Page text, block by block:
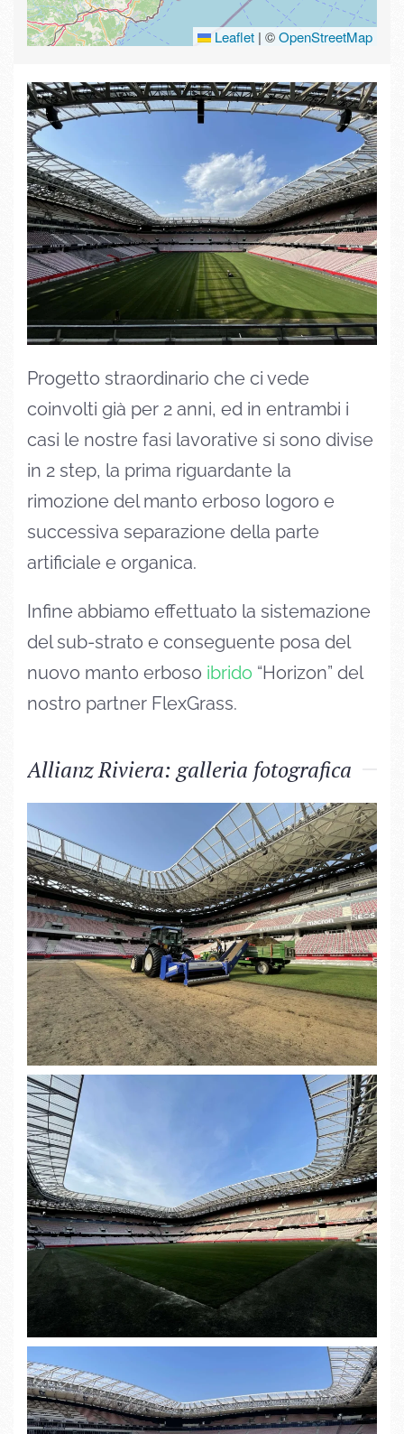
Progetto straordinario che ci vede
coinvolti già per 2 anni, ed in entrambi i
casi le nostre fasi lavorative si sono divise
in 2 step, la prima riguardante la
rimozione del manto erboso logoro e
successiva separazione della parte
artificiale e organica.
Infine abbiamo effettuato la sistemazione
del sub-strato e conseguente posa del
nuovo manto erboso ibrido “Horizon” del
nostro partner FlexGrass.
Allianz Riviera: galleria fotografica
Leaflet | ©OpenStreetMap